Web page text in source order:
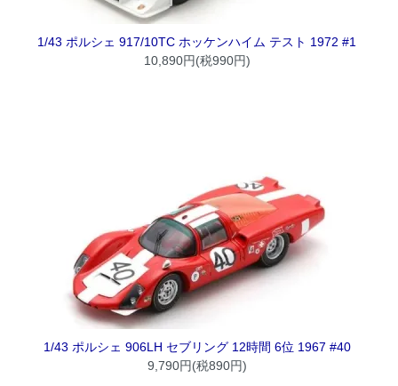
1/43 ポルシェ 917/10TC ホッケンハイム テスト 1972 #1
10,890円(税990円)
1/43 ポルシェ 906LH セブリング 12時間 6位 1967 #40
9,790円(税890円)